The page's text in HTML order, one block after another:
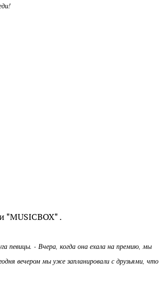
"MUSICBOX" .
певицы. - Вчера, когда она ехала на премию, мы
вечером мы уже запланировали с друзьями, что